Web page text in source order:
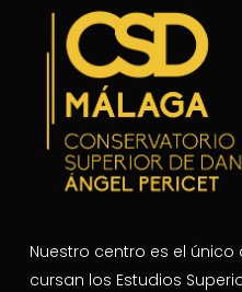
Nuestro centro es el
cursan los Estudios